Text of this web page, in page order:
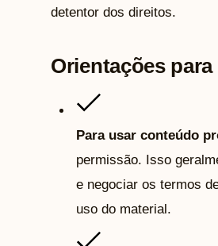
detentor dos direitos.
Orientações
Para usar conteúdo
permissão. Isso
e negociar os termos
uso do material.